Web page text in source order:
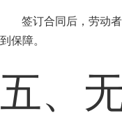
签订合同后，劳动
到保障。
五、